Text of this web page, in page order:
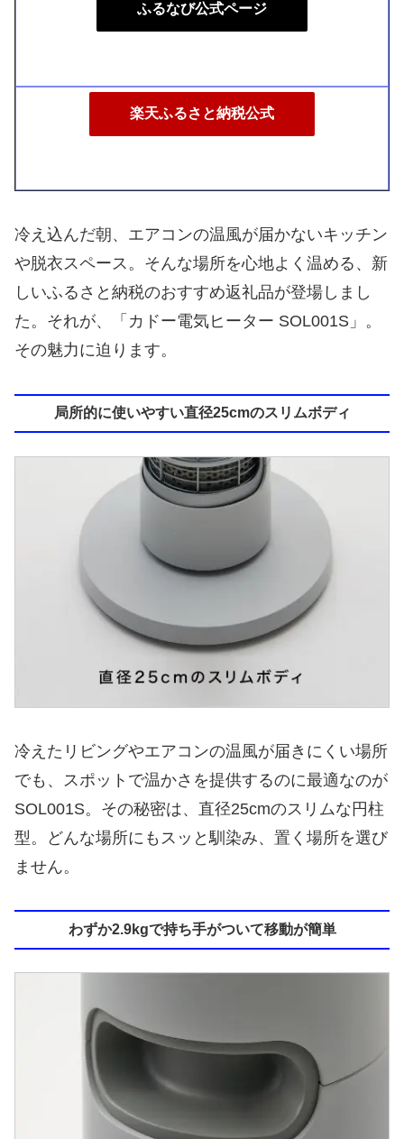
ふるなび公式ページ
楽天ふるさと納税公式
冷え込んだ朝、エアコンの温風が届かないキッチン
や脱衣スペース。そんな場所を心地よく温める、新
しいふるさと納税のおすすめ返礼品が登場しまし
た。それが、「カドー電気ヒーター SOL001S」。
その魅力に迫ります。
局所的に使いやすい直径25cmのスリムボディ
冷えたリビングやエアコンの温風が届きにくい場所
でも、スポットで温かさを提供するのに最適なのが
SOL001S。その秘密は、直径25cmのスリムな円柱
型。どんな場所にもスッと馴染み、置く場所を選び
ません。
わずか2.9kgで持ち手がついて移動が簡単